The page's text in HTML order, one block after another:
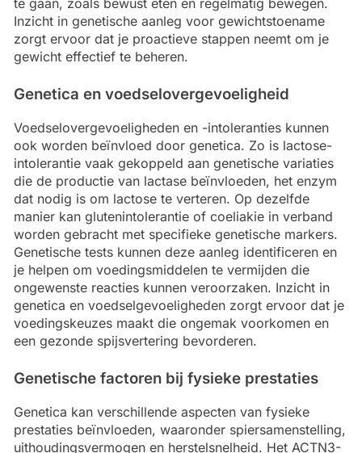
te gaan, zoals bewust eten en regelmatig bewegen.
Inzicht in genetische aanleg voor gewichtstoename
zorgt ervoor dat je proactieve stappen neemt om je
gewicht effectief te beheren.
Genetica en voedselovergevoeligheid
Voedselovergevoeligheden en -intoleranties kunnen
ook worden beïnvloed door genetica. Zo is lactose-
intolerantie vaak gekoppeld aan genetische variaties
die de productie van lactase beïnvloeden, het enzym
dat nodig is om lactose te verteren. Op dezelfde
manier kan glutenintolerantie of coeliakie in verband
worden gebracht met specifieke genetische markers.
Genetische tests kunnen deze aanleg identificeren en
je helpen om voedingsmiddelen te vermijden die
ongewenste reacties kunnen veroorzaken. Inzicht in
genetica en voedselgevoeligheden zorgt ervoor dat je
voedingskeuzes maakt die ongemak voorkomen en
een gezonde spijsvertering bevorderen.
Genetische factoren bij fysieke prestaties
Genetica kan verschillende aspecten van fysieke
prestaties beïnvloeden, waaronder spiersamenstelling,
uithoudingsvermogen en herstelsnelheid. Het ACTN3-